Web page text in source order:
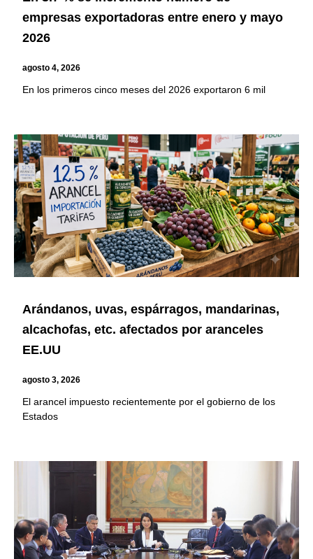
empresas exportadoras entre enero y mayo
2026
agosto 4, 2026
En los primeros cinco meses del 2026 exportaron 6 mil
Arándanos, uvas, espárragos, mandarinas,
alcachofas, etc. afectados por aranceles
EE.UU
agosto 3, 2026
El arancel impuesto recientemente por el gobierno de los
Estados